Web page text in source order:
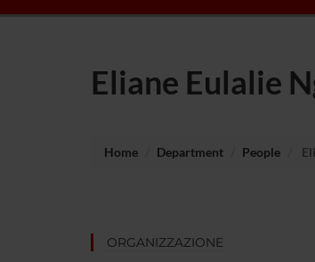
Eliane Eulalie
Home Department People
ORGANIZZAZIONE